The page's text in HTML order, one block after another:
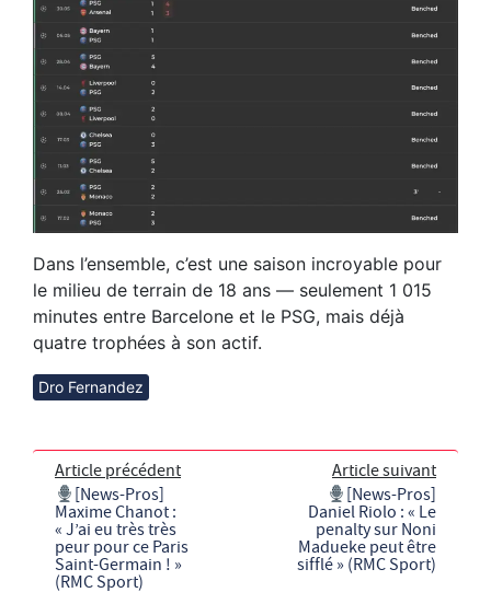
Dans l’ensemble, c’est une saison incroyable pour
le milieu de terrain de 18 ans — seulement 1 015
minutes entre Barcelone et le PSG, mais déjà
quatre trophées à son actif.
Dro Fernandez
Article précédent
[News-Pros]
Maxime Chanot :
« J’ai eu très très
peur pour ce Paris
Saint-Germain ! »
(RMC Sport)
Article suivant
[News-Pros]
Daniel Riolo : « Le
penalty sur Noni
Madueke peut être
sifflé » (RMC Sport)